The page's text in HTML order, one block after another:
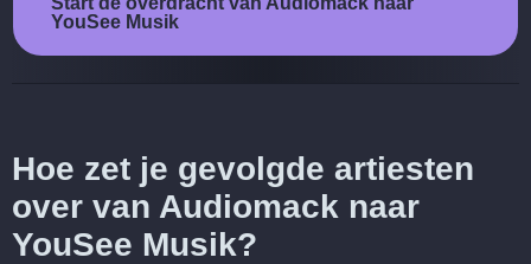
YouSee Musik
Hoe zet je gevolgde artiesten
over van Audiomack naar
YouSee Musik?